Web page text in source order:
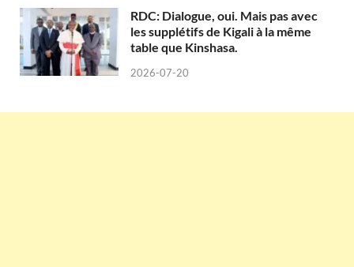
RDC: Dialogue, oui. Mais pas avec
les supplétifs de Kigali à la même
table que Kinshasa.
2026-07-20